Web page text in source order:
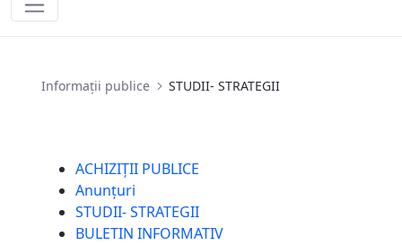
Informații publice STUDII- STRATEGII
ACHIZIȚII PUBLICE
Anunțuri
STUDII- STRATEGII
BULETIN INFORMATIV